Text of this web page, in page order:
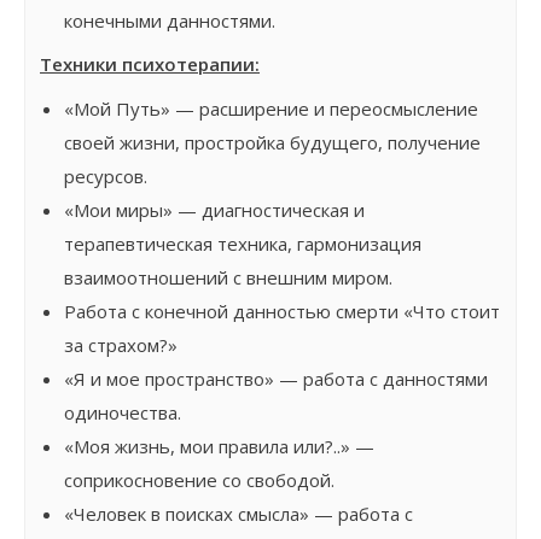
конечными данностями.
Техники психотерапии:
«Мой Путь» — расширение и переосмысление
своей жизни, простройка будущего, получение
ресурсов.
«Мои миры» — диагностическая и
терапевтическая техника, гармонизация
взаимоотношений с внешним миром.
Работа с конечной данностью смерти «Что стоит
за страхом?»
«Я и мое пространство» — работа с данностями
одиночества.
«Моя жизнь, мои правила или?..» —
соприкосновение со свободой.
«Человек в поисках смысла» — работа с